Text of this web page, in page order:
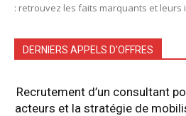
: retrouvez les faits marquants et leurs
DERNIERS APPELS D'OFFRES
Recrutement d’un consultant
acteurs et la stratégie de